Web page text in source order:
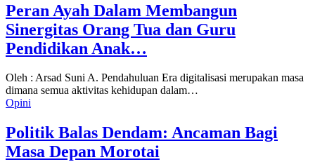
Peran Ayah Dalam Membangun
Sinergitas Orang Tua dan Guru
Pendidikan Anak…
Oleh : Arsad Suni A. Pendahuluan Era digitalisasi merupakan masa
dimana semua aktivitas kehidupan dalam…
Opini
Politik Balas Dendam: Ancaman Bagi
Masa Depan Morotai